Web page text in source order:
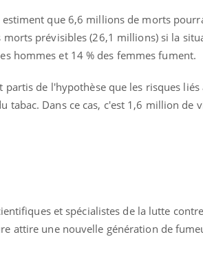
que 6,6 millions de morts
morts prévisibles (26,1 millions) si la
hommes et 14 % des femmes fument.
de l'hypothèse que les risques liés
tabac. Dans ce cas, c'est 1,6 million de
et spécialistes de la lutte
attire une nouvelle génération de